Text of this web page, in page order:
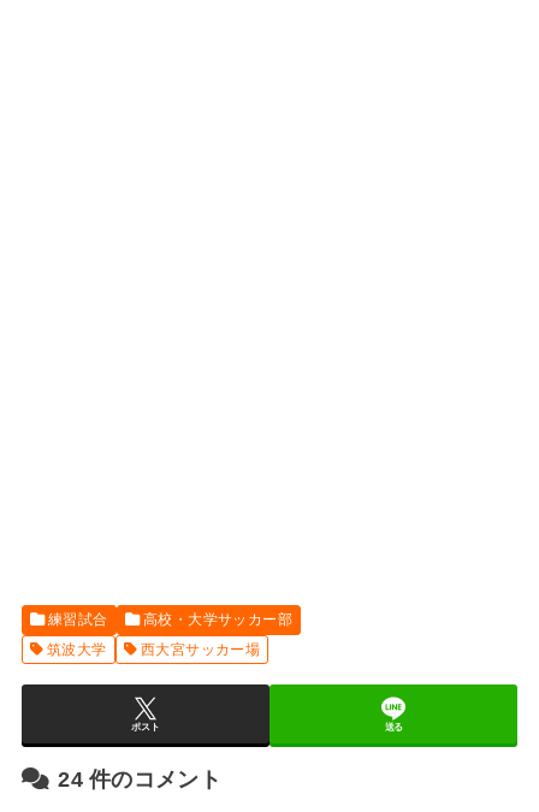
練習試合
高校・大学サッカー部
筑波大学
西大宮サッカー場
ポスト 送る
24件のコメント